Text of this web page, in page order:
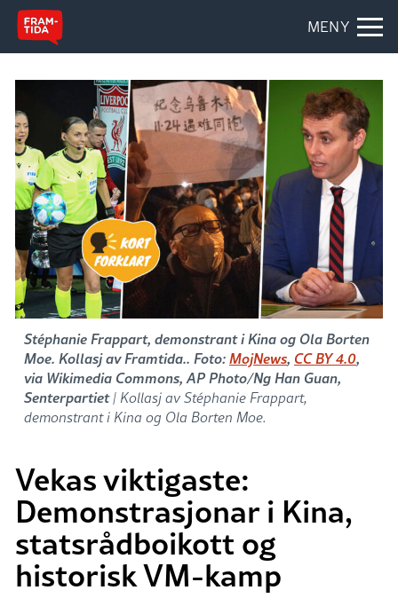
MENY
Stéphanie Frappart, demonstrant i Kina og Ola Borten
Moe. Kollasj av Framtida.. Foto:MojNews, CC BY 4.0,
via Wikimedia Commons, AP Photo/Ng Han Guan,
Senterpartiet| Kollasj av Stéphanie Frappart,
demonstrant i Kina og Ola Borten Moe.
Vekas viktigaste:
Demonstrasjonar i Kina,
statsrådboikott og
historisk VM-kamp